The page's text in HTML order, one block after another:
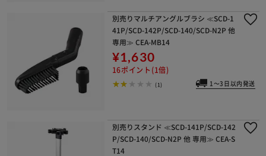
別売りマルチアングルブラシ ≪SCD-1
41P/SCD-142P/SCD-140/SCD-N2P 他
専用≫ CEA-MB14
¥1,630
16ポイント(1倍)
(1) 1～3日以内発送
別売りスタンド ≪SCD-141P/SCD-142
P/SCD-140/SCD-N2P 他 専用≫ CEA-S
T14